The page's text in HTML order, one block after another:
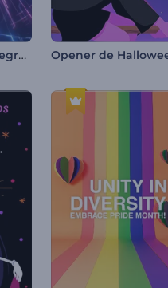
Logo de cuenta regresiva con glitch